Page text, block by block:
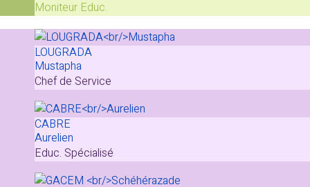
Moniteur Educ.
LOUGRADA
Mustapha
Chef de Service
CABRE
Aurelien
Educ. Spécialisé